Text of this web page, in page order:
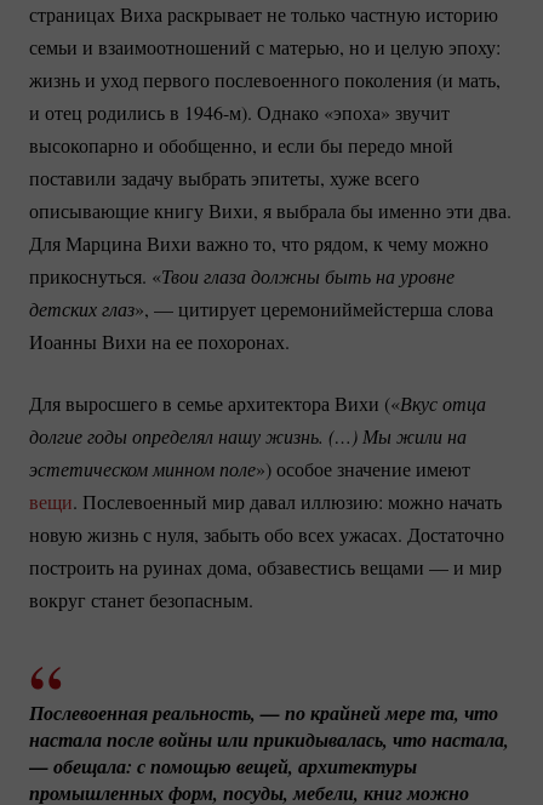
страницах Виха раскрывает не только частную историю
семьи и взаимоотношений с матерью, но и целую эпоху:
жизнь и уход первого послевоенного поколения (и мать,
и отец родились в 1946-м). Однако «эпоха» звучит
высокопарно и обобщенно, и если бы передо мной
поставили задачу выбрать эпитеты, хуже всего
описывающие книгу Вихи, я выбрала бы именно эти два.
Для Марцина Вихи важно то, что рядом, к чему можно
прикоснуться. «Твои глаза должны быть на уровне
детских глаз», — цитирует церемониймейстерша слова
Иоанны Вихи на ее похоронах.
Для выросшего в семье архитектора Вихи («Вкус отца
долгие годы определял нашу жизнь. (…) Мы жили на
эстетическом минном поле») особое значение имеют
вещи. Послевоенный мир давал иллюзию: можно начать
новую жизнь с нуля, забыть обо всех ужасах. Достаточно
построить на руинах дома, обзавестись вещами — и мир
вокруг станет безопасным.
Послевоенная реальность, — по крайней мере та, что
настала после войны или прикидывалась, что настала,
— обещала: с помощью вещей, архитектуры